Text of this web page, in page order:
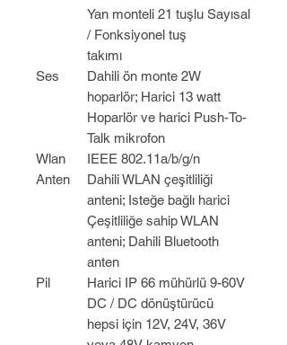
Yan monteli 21 tuşlu Sayısal
/ Fonksiyonel tuş
takımı
Ses
Dahili ön monte 2W
hoparlör; Harici 13 watt
Hoparlör ve harici Push-To-
Talk mikrofon
Wlan
IEEE 802.11a/b/g/n
Anten
Dahili WLAN çeşitliliği
anteni; Isteğe bağlı harici
Çeşitliliğe sahip WLAN
anteni; Dahili Bluetooth
anten
Pil
Harici IP 66 mühürlü 9-60V
DC / DC dönüştürücü
hepsi için 12V, 24V, 36V